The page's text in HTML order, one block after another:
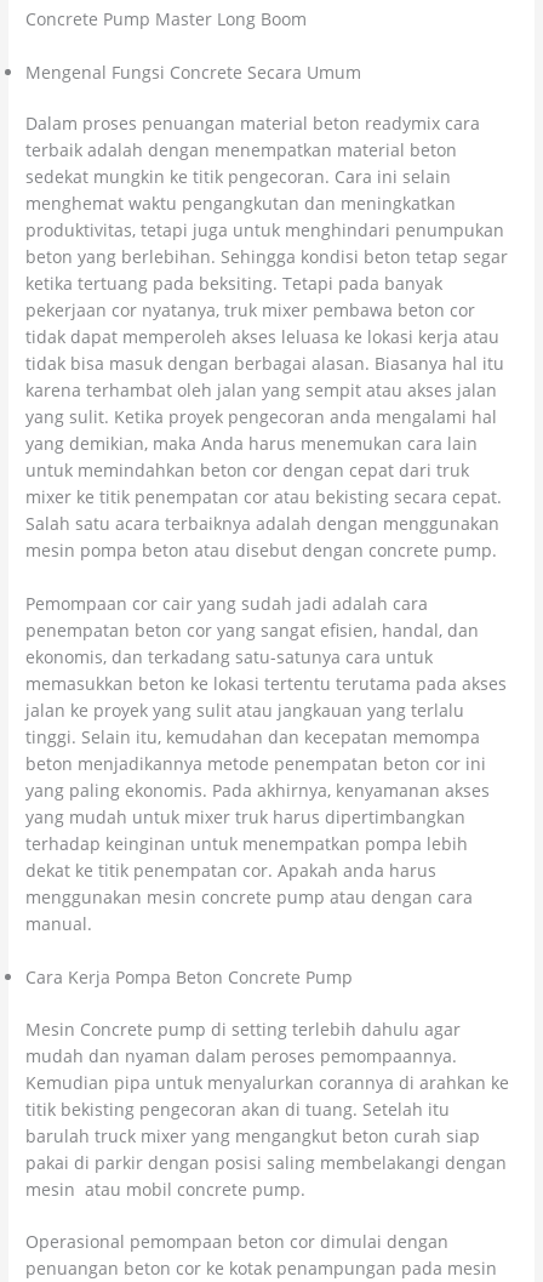
Concrete Pump Master Long Boom
Mengenal Fungsi Concrete Secara Umum
Dalam proses penuangan material beton readymix cara
terbaik adalah dengan menempatkan material beton
sedekat mungkin ke titik pengecoran. Cara ini selain
menghemat waktu pengangkutan dan meningkatkan
produktivitas, tetapi juga untuk menghindari penumpukan
beton yang berlebihan. Sehingga kondisi beton tetap segar
ketika tertuang pada beksiting. Tetapi pada banyak
pekerjaan cor nyatanya, truk mixer pembawa beton cor
tidak dapat memperoleh akses leluasa ke lokasi kerja atau
tidak bisa masuk dengan berbagai alasan. Biasanya hal itu
karena terhambat oleh jalan yang sempit atau akses jalan
yang sulit. Ketika proyek pengecoran anda mengalami hal
yang demikian, maka Anda harus menemukan cara lain
untuk memindahkan beton cor dengan cepat dari truk
mixer ke titik penempatan cor atau bekisting secara cepat.
Salah satu acara terbaiknya adalah dengan menggunakan
mesin pompa beton atau disebut dengan concrete pump.
Pemompaan cor cair yang sudah jadi adalah cara
penempatan beton cor yang sangat efisien, handal, dan
ekonomis, dan terkadang satu-satunya cara untuk
memasukkan beton ke lokasi tertentu terutama pada akses
jalan ke proyek yang sulit atau jangkauan yang terlalu
tinggi. Selain itu, kemudahan dan kecepatan memompa
beton menjadikannya metode penempatan beton cor ini
yang paling ekonomis. Pada akhirnya, kenyamanan akses
yang mudah untuk mixer truk harus dipertimbangkan
terhadap keinginan untuk menempatkan pompa lebih
dekat ke titik penempatan cor. Apakah anda harus
menggunakan mesin concrete pump atau dengan cara
manual.
Cara Kerja Pompa Beton Concrete Pump
Mesin Concrete pump di setting terlebih dahulu agar
mudah dan nyaman dalam peroses pemompaannya.
Kemudian pipa untuk menyalurkan corannya di arahkan ke
titik bekisting pengecoran akan di tuang. Setelah itu
barulah truck mixer yang mengangkut beton curah siap
pakai di parkir dengan posisi saling membelakangi dengan
mesin atau mobil concrete pump.
Operasional pemompaan beton cor dimulai dengan
penuangan beton cor ke kotak penampungan pada mesin